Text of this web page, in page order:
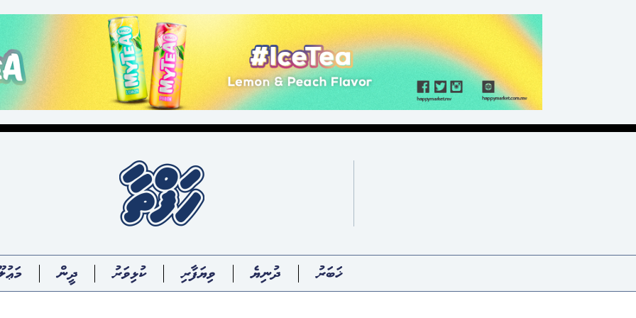
ޚަބަރު ދުނިޔެ ވިޔަފާރި ކުޅިވަރު ދީން